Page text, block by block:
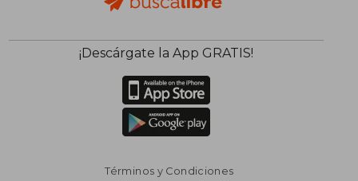
¡Descárgate la App GRATIS!
Términos y Condiciones